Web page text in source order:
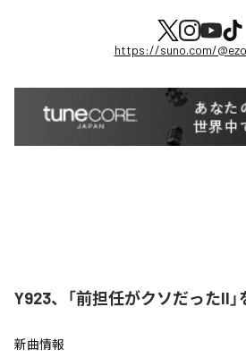
https://suno.com/
Y923、「前担任がクソだったII
新曲情報